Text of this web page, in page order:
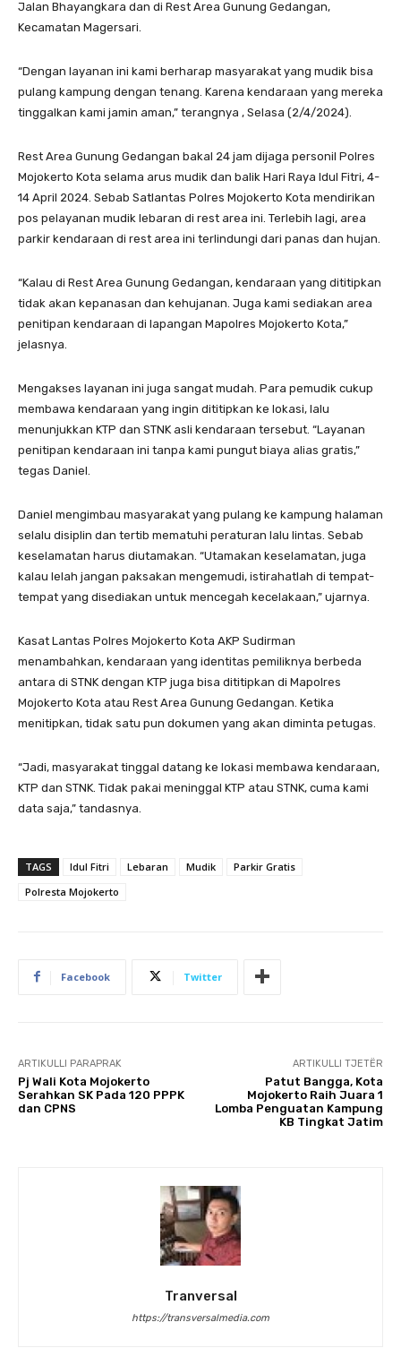
Jalan Bhayangkara dan di Rest Area Gunung Gedangan,
Kecamatan Magersari.
“Dengan layanan ini kami berharap masyarakat yang mudik bisa
pulang kampung dengan tenang. Karena kendaraan yang mereka
tinggalkan kami jamin aman,” terangnya , Selasa (2/4/2024).
Rest Area Gunung Gedangan bakal 24 jam dijaga personil Polres
Mojokerto Kota selama arus mudik dan balik Hari Raya Idul Fitri, 4-
14 April 2024. Sebab Satlantas Polres Mojokerto Kota mendirikan
pos pelayanan mudik lebaran di rest area ini. Terlebih lagi, area
parkir kendaraan di rest area ini terlindungi dari panas dan hujan.
“Kalau di Rest Area Gunung Gedangan, kendaraan yang dititipkan
tidak akan kepanasan dan kehujanan. Juga kami sediakan area
penitipan kendaraan di lapangan Mapolres Mojokerto Kota,”
jelasnya.
Mengakses layanan ini juga sangat mudah. Para pemudik cukup
membawa kendaraan yang ingin dititipkan ke lokasi, lalu
menunjukkan KTP dan STNK asli kendaraan tersebut. “Layanan
penitipan kendaraan ini tanpa kami pungut biaya alias gratis,”
tegas Daniel.
Daniel mengimbau masyarakat yang pulang ke kampung halaman
selalu disiplin dan tertib mematuhi peraturan lalu lintas. Sebab
keselamatan harus diutamakan. “Utamakan keselamatan, juga
kalau lelah jangan paksakan mengemudi, istirahatlah di tempat-
tempat yang disediakan untuk mencegah kecelakaan,” ujarnya.
Kasat Lantas Polres Mojokerto Kota AKP Sudirman
menambahkan, kendaraan yang identitas pemiliknya berbeda
antara di STNK dengan KTP juga bisa dititipkan di Mapolres
Mojokerto Kota atau Rest Area Gunung Gedangan. Ketika
menitipkan, tidak satu pun dokumen yang akan diminta petugas.
“Jadi, masyarakat tinggal datang ke lokasi membawa kendaraan,
KTP dan STNK. Tidak pakai meninggal KTP atau STNK, cuma kami
data saja,” tandasnya.
TAGS Idul Fitri Lebaran Mudik
Parkir Gratis
Polresta Mojokerto
Facebook Twitter
ARTIKULLI PARAPRAK
Pj Wali Kota Mojokerto
Serahkan SK Pada 120 PPPK
dan CPNS
ARTIKULLI TJETËR
Patut Bangga, Kota
Mojokerto Raih Juara 1
Lomba Penguatan Kampung
KB Tingkat Jatim
Tranversal
https://transversalmedia.com